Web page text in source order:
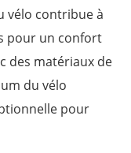
vélo contribue à
pour un confort
des matériaux de
du vélo
pour